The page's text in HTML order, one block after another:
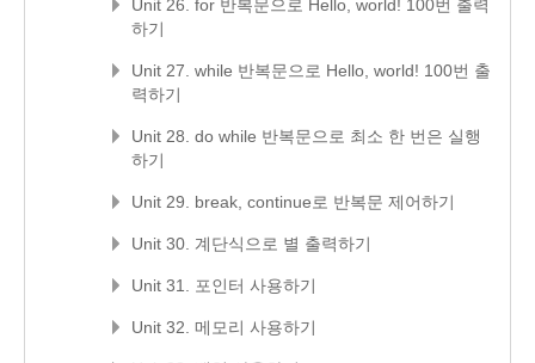
Unit 26. for 반복문으로 Hello, world! 100번 출력
하기
Unit 27. while 반복문으로 Hello, world! 100번 출
력하기
Unit 28. do while 반복문으로 최소 한 번은 실행
하기
Unit 29. break, continue로 반복문 제어하기
Unit 30. 계단식으로 별 출력하기
Unit 31. 포인터 사용하기
Unit 32. 메모리 사용하기